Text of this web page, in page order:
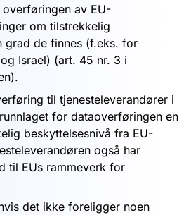
av EU-
om tilstrekkelig
grad de finnes (f.eks. for
Israel) (art. 45 nr. 3 i
til tjenesteleverandører i
for dataoverføringen en
beskyttelsesnivå fra EU-
også har
til EUs rammeverk for
det ikke foreligger noen